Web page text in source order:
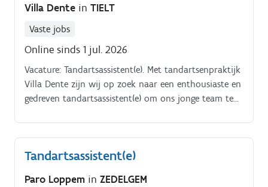
Villa Dente in TIELT
Vaste jobs
Online sinds 1 jul. 2026
Vacature: Tandartsassistent(e). Met tandartsenpraktijk
Villa Dente zijn wij op zoek naar een enthousiaste en
gedreven tandartsassistent(e) om ons jonge team te
Tandartsassistent(e)
Paro Loppem in ZEDELGEM